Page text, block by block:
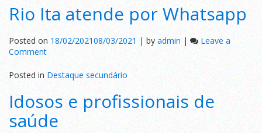
é
onde
ela
quiser
Rio Ita atende por Whatsapp
Posted on 18/02/202108/03/2021 |byadmin|
Leave a
Commenton
Rio
Ita
atende
por
Whatsapp
Posted inDestaque secundário
Idosos e profissionais de
saúde